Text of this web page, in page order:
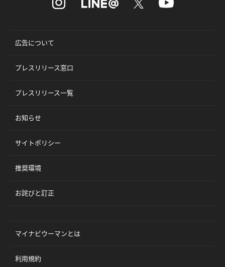
広告について
プレスリリース窓口
プレスリリース一覧
お知らせ
サイトポリシー
推奨環境
お詫びと訂正
マイナビウーマンとは
利用規約